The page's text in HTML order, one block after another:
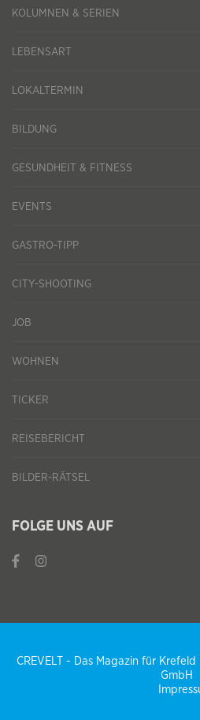
KOLUMNEN & SERIEN
LEBENSART
LOKALTERMIN
BILDUNG
GESUNDHEIT & FITNESS
EVENTS
GASTRO-TIPP
CITY-SHOOTING
JOB
WOHNEN
TICKER
REISEBERICHT
BILDER-RÄTSEL
FOLGE UNS AUF
CREVELT - Das Magazin für
GmbH